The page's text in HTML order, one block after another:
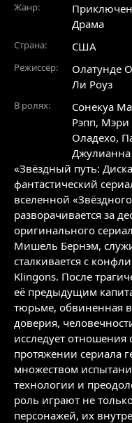
Жанр:
Драма
Страна: США
Режиссёр:
Олатунде
Ли Роуз
В ролях: Сонекуа
Рэпп, Мэри
Оладехо,
Джулианна
«Звёздный путь:
фантастический
вселенной
разворачивается за
оригинального
Мишель Бернэм,
сталкивается с
Klingons. После
её предыдущим
тюрьме, обвиненная
доверия,
исследует
протяжении сериала
множеством
технологии и
роль играют не
персонажей, их